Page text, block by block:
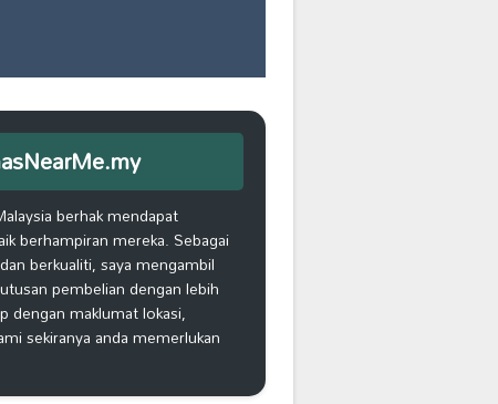
berhak mendapat
berhampiran mereka. Sebagai
berkualiti, saya mengambil
pembelian dengan lebih
dengan maklumat lokasi,
sekiranya anda memerlukan